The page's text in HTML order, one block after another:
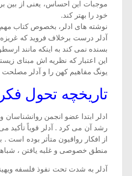
موجبات این احساس، یعنی از بین
خود را بهتر کند.
نوشته های ادلر، بخصوص کتاب
آدلر درست برخلاف فروید که
بسنده نمی کند به اینکه مانند
این اعتبار که نظریه اش مبنای
یونگ مفاهیم کهن را و آدلر
تاریخچه تحول فکر
ادلر ابتدا عضو انجمن روانشناسان
رشد آن می کرد . آدلر قویاً تأکید
از افکار رواقیون متأثر بوده
منطق خصوصی و غلبه یافتن ،
آدلر به شدت تحت نفوذ فلسفه